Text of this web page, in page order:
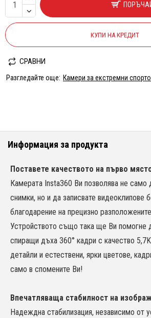
КУПИ НА КРЕДИТ
СРАВНИ
Разгледайте още: Камери за екстремни
Информация за продукта
Поставете качеството на първо
Камерата Insta360 Ви позволява не само
снимки, но и да записвате видеоклипове
благодарение на прецизно
Устройството също така ще Ви помогне
спиращи дъха 360° кадри с качество
детайли и естествени, ярки цветове,
само в спомените Ви!
Впечатляваща стабилност на
Надеждна стабилизация, независимо от